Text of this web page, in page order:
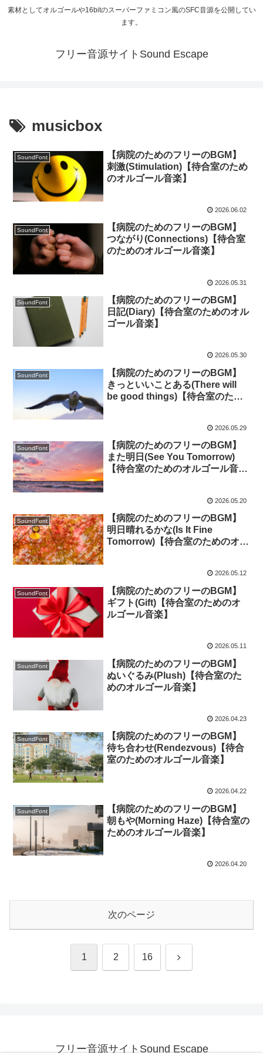
素材としてオルゴールや16bitのスーパーファミコン風のSFC音源を公開してい
ます。
フリー音源サイトSound Escape
musicbox
SoundFont
【病院のためのフリーのBGM】
刺激(Stimulation)【待合室のため
のオルゴール音楽】
2026.06.02
SoundFont
【病院のためのフリーのBGM】
つながり(Connections)【待合室
のためのオルゴール音楽】
2026.05.31
SoundFont
【病院のためのフリーのBGM】
日記(Diary)【待合室のためのオル
ゴール音楽】
2026.05.30
SoundFont
【病院のためのフリーのBGM】
きっといいことある(There will
be good things)【待合室のため
2026.05.29
SoundFont
【病院のためのフリーのBGM】
また明日(See You Tomorrow)
【待合室のためのオルゴール音
2026.05.20
SoundFont
【病院のためのフリーのBGM】
明日晴れるかな(Is It Fine
Tomorrow)【待合室のためのオル
2026.05.12
SoundFont
【病院のためのフリーのBGM】
ギフト(Gift)【待合室のためのオ
ルゴール音楽】
2026.05.11
SoundFont
【病院のためのフリーのBGM】
ぬいぐるみ(Plush)【待合室のた
めのオルゴール音楽】
2026.04.23
SoundFont
【病院のためのフリーのBGM】
待ち合わせ(Rendezvous)【待合
室のためのオルゴール音楽】
2026.04.22
SoundFont
【病院のためのフリーのBGM】
朝もや(Morning Haze)【待合室の
ためのオルゴール音楽】
2026.04.20
次のページ
1 2 16 次
フリー音源サイトSound Escape